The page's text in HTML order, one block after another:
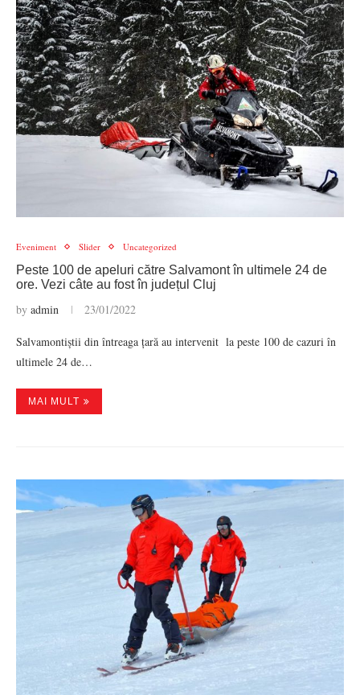
Eveniment Slider Uncategorized
Peste 100 de apeluri către Salvamont în ultimele 24 de
ore. Vezi câte au fost în județul Cluj
by admin 23/01/2022
Salvamontiștii din întreaga țară au intervenit la peste 100 de cazuri în
ultimele 24 de…
MAI MULT